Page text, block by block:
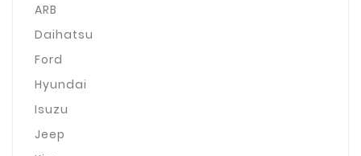
ARB
Daihatsu
Ford
Hyundai
Isuzu
Jeep